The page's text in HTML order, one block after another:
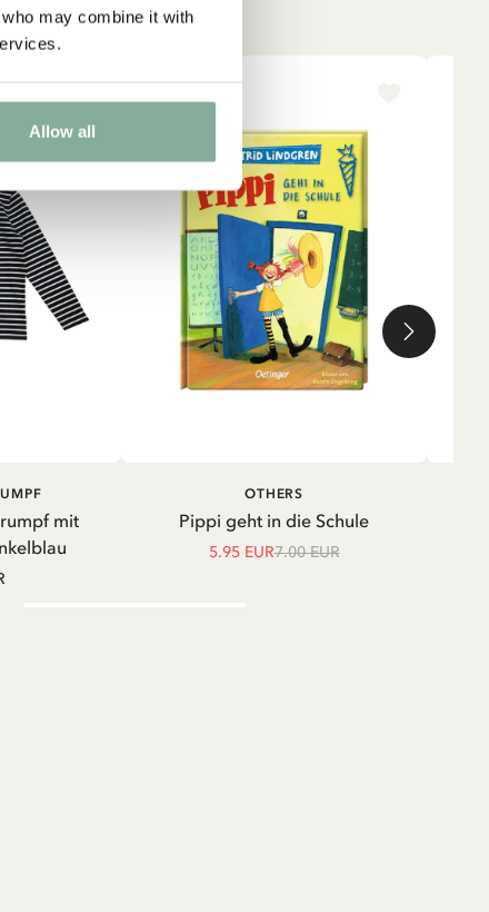
may combine it with
Allow all
IN DEN
mit
IN DEN WARENKORB
Pippi geht in die Schule
OTHERS
5.95 EUR7.00 EUR